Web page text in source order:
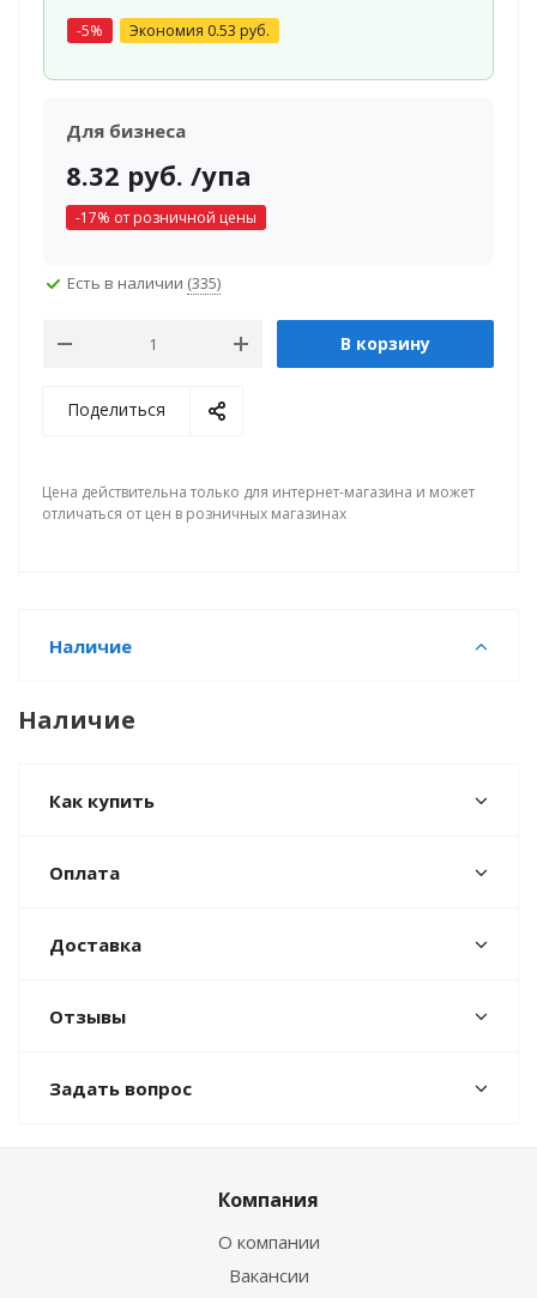
-5% Экономия 0.53 руб.
Для бизнеса
8.32 руб. /упа
-17% от розничной цены
Есть в наличии (335)
В корзину
Поделиться
Цена действительна только для интернет-магазина и может
отличаться от цен в розничных магазинах
Наличие
Наличие
Как купить
Оплата
Доставка
Отзывы
Задать вопрос
Компания
О компании
Вакансии